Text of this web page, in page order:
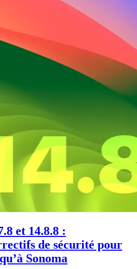
et 14.8.8 :
de sécurité pour
Sonoma